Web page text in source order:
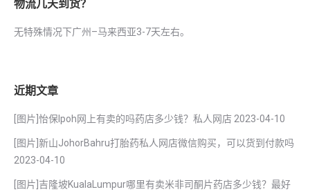
物流几天到货？
无特殊情况下广州–马来西亚3-7天左右。
近期文章
[图片]怡保lpoh网上有卖的吗药店多少钱？私人网店 2023-04-10
[图片]新山JohorBahru打胎药私人网店微信购买，可以货到付款吗
2023-04-10
[图片]吉隆坡KualaLumpur哪里有卖米非司酮片药店多少钱？最好